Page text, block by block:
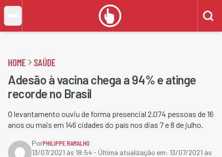
HOME SAÚDE
Adesão à vacina chega a 94% e atinge
recorde no Brasil
O levantamento ouviu de forma presencial 2.074 pessoas de 16
anos ou mais em 146 cidades do país nos dias 7 e 8 de julho.
PorPHILIPPE RAMALHO
13/07/2021 às 18:54 - Última atualização em: 13/07/2021 às